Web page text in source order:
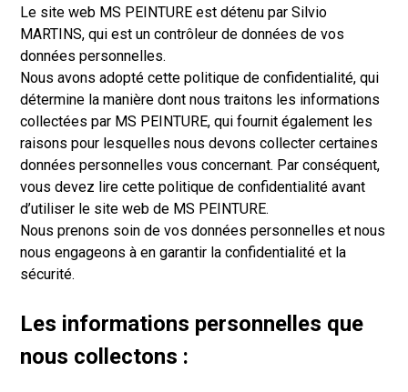
Le site web MS PEINTURE est détenu par Silvio
MARTINS, qui est un contrôleur de données de vos
données personnelles.
Nous avons adopté cette politique de confidentialité, qui
détermine la manière dont nous traitons les informations
collectées par MS PEINTURE, qui fournit également les
raisons pour lesquelles nous devons collecter certaines
données personnelles vous concernant. Par conséquent,
vous devez lire cette politique de confidentialité avant
d’utiliser le site web de MS PEINTURE.
Nous prenons soin de vos données personnelles et nous
nous engageons à en garantir la confidentialité et la
sécurité.
Les informations personnelles que
nous collectons :